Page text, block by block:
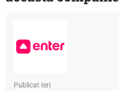
Publicat Ieri